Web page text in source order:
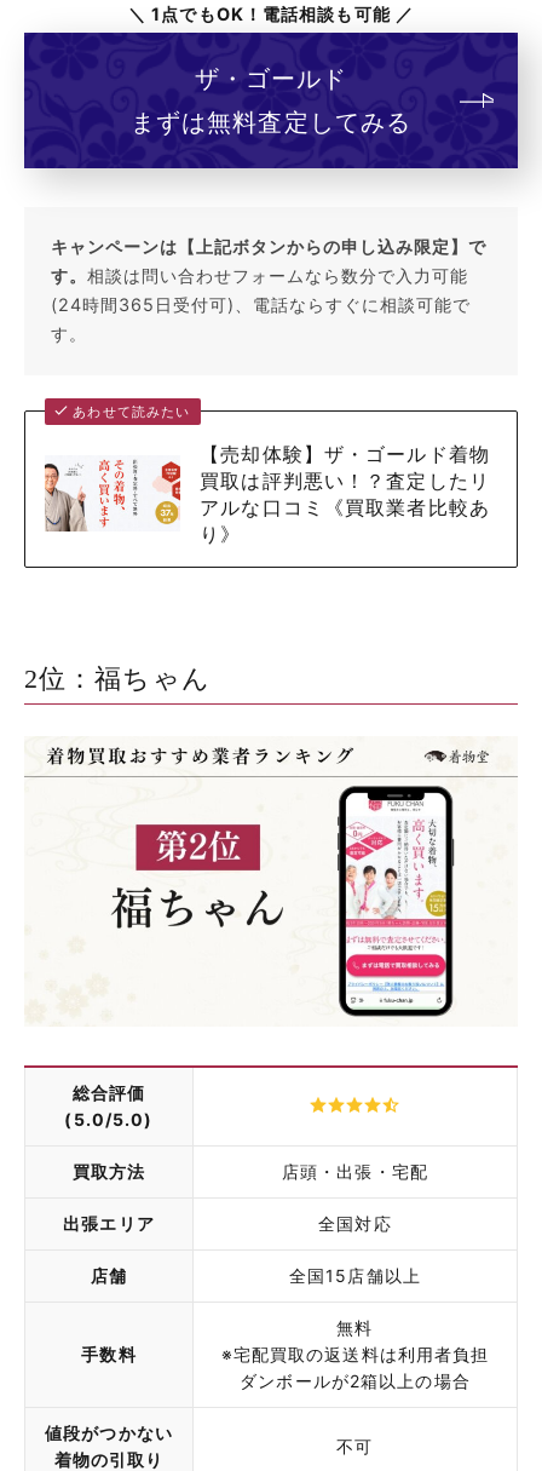
＼ 1点でもOK！電話相談も可能 ／
ザ・ゴールド
まずは無料査定してみる
キャンペーンは【上記ボタンからの申し込み限定】で
す。 相談は問い合わせフォームなら数分で入力可能
(24時間365日受付可)、電話ならすぐに相談可能で
す。
あわせて読みたい
【売却体験】ザ・ゴールド着物
買取は評判悪い！？査定したリ
アルな口コミ《買取業者比較あ
り》
2位：福ちゃん
総合評価
(5.0/5.0)
買取方法 店頭・出張・宅配
出張エリア 全国対応
店舗 全国15店舗以上
手数料
無料
※宅配買取の返送料は利用者負担
ダンボールが2箱以上の場合
値段がつかない
着物の引取り
不可